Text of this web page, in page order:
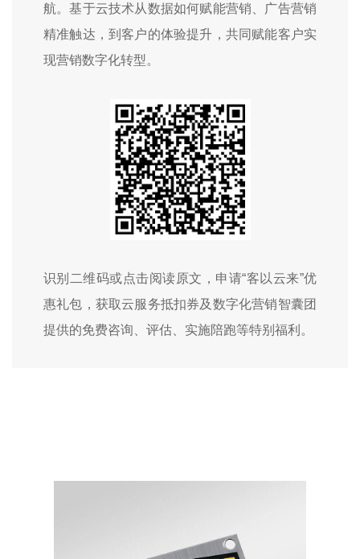
航。基于云技术从数据如何赋能营销、广告营销
精准触达，到客户的体验提升，共同赋能客户实
现营销数字化转型。
识别二维码或点击阅读原文，申请“客以云来”优
惠礼包，获取云服务抵扣券及数字化营销智囊团
提供的免费咨询、评估、实施陪跑等特别福利。